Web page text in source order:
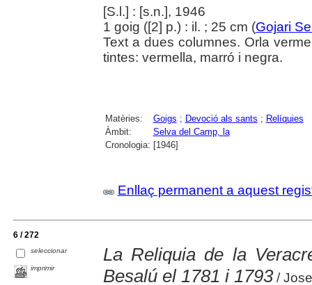
[S.l.] : [s.n.], 1946
1 goig ([2] p.) : il. ; 25 cm (Gojari
Text a dues columnes. Orla
tintes: vermella, marró i negra.
Matèries: Goigs ; Devoció als sants ; Relíquies
Àmbit:
Selva del Camp, la
Cronologia: [1946]
Enllaç permanent a aquest
6 / 272
seleccionar
imprimir
La Reliquia de la
Besalú el 1781 i 1793/